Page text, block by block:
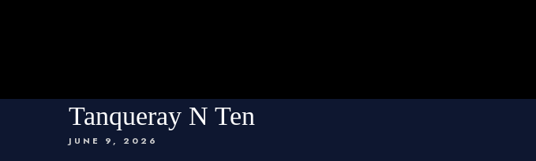
Tanqueray N Ten
JUNE 9, 2026